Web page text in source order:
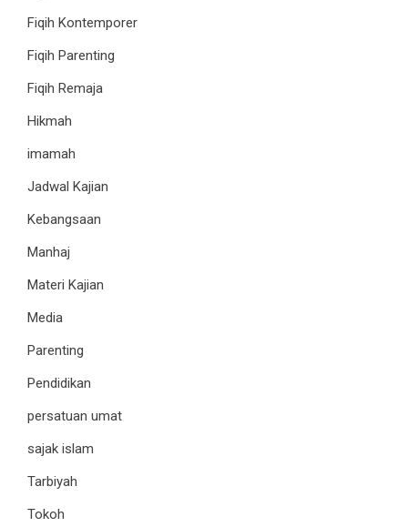
Fiqih Kontemporer
Fiqih Parenting
Fiqih Remaja
Hikmah
imamah
Jadwal Kajian
Kebangsaan
Manhaj
Materi Kajian
Media
Parenting
Pendidikan
persatuan umat
sajak islam
Tarbiyah
Tokoh